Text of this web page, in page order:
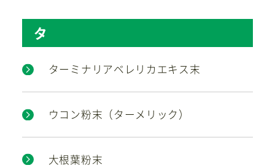
タ
ターミナリアベレリカエキス末
ウコン粉末（ターメリック）
大根葉粉末